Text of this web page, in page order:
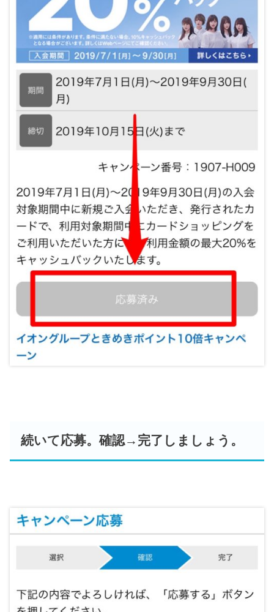
続いて応募。確認→完了しましょう。